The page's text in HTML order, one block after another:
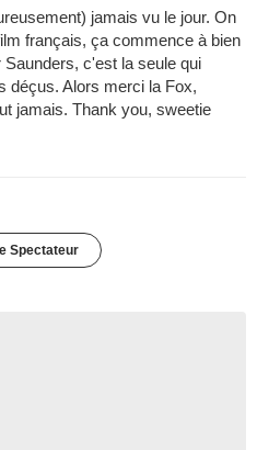
jamais vu le jour. On
français, ça commence à bien
c'est la seule qui
déçus. Alors merci la Fox,
jamais. Thank you, sweetie
Spectateur